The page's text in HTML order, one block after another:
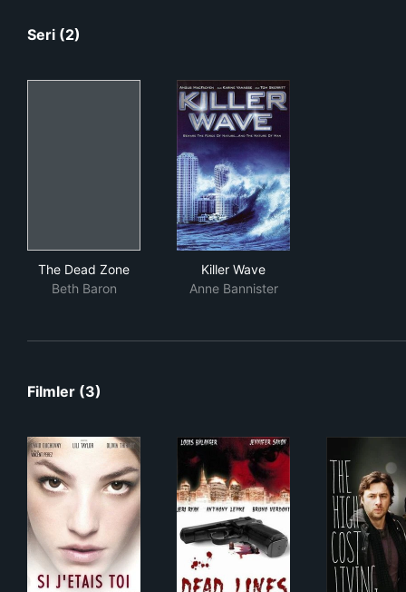
Seri (2)
The Dead Zone
Beth Baron
Killer Wave
Anne Bannister
Filmler (3)